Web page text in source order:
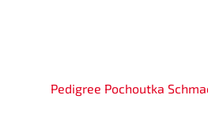
Pedigree Pochoutka